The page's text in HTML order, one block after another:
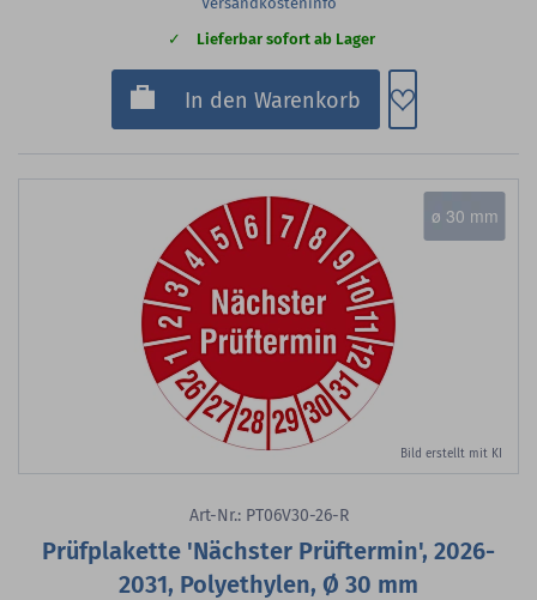
Lieferbar sofort ab Lager
In den Warenkorb Zum
ø 30 mm
Bild erstellt mit KI
Art-Nr.: PT06V30-26-R
Prüfplakette 'Nächster Prüftermin', 2026-
2031, Polyethylen, Ø 30 mm